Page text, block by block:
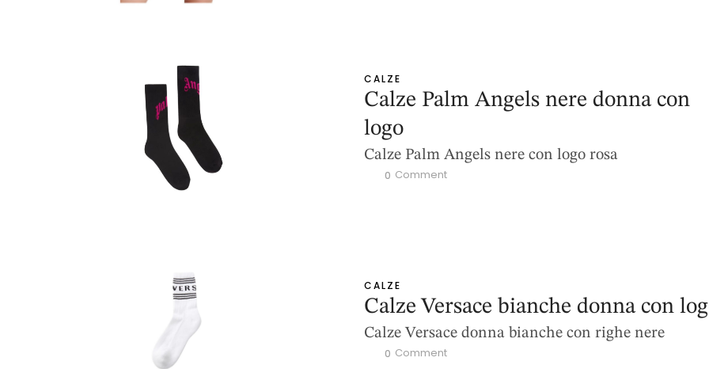
CALZE
Calze Palm Angels nere donna con
logo
Calze Palm Angels nere con logo rosa
0 Comment
CALZE
Calze Versace bianche donna con
Calze Versace donna bianche con righe nere
0 Comment